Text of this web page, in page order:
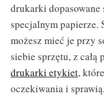
drukarki dopasowane
specjalnym papierze.
możesz mieć je przy
siebie sprzętu, z całą
drukarki etykiet,
oczekiwania i